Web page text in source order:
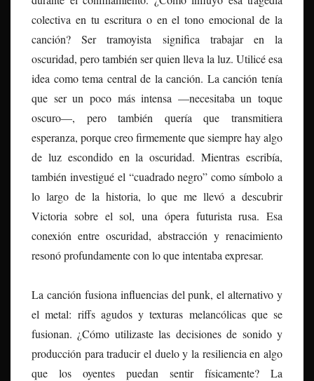
colectiva en tu escritura o en el tono emocional de la
canción? Ser tramoyista significa trabajar en la
oscuridad, pero también ser quien lleva la luz. Utilicé esa
idea como tema central de la canción. La canción tenía
que ser un poco más intensa —necesitaba un toque
oscuro—, pero también quería que transmitiera
esperanza, porque creo firmemente que siempre hay algo
de luz escondido en la oscuridad. Mientras escribía,
también investigué el “cuadrado negro” como símbolo a
lo largo de la historia, lo que me llevó a descubrir
Victoria sobre el sol, una ópera futurista rusa. Esa
conexión entre oscuridad, abstracción y renacimiento
resonó profundamente con lo que intentaba expresar.
La canción fusiona influencias del punk, el alternativo y
el metal: riffs agudos y texturas melancólicas que se
fusionan. ¿Cómo utilizaste las decisiones de sonido y
producción para traducir el duelo y la resiliencia en algo
que los oyentes puedan sentir físicamente? La